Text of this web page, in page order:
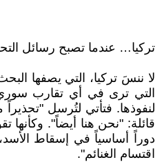
تركيا… عندما تصبح رسائل
لا ننسَ تركيا، التي يصفها البحث
التي ترى في أي تقارب
لنفوذها. فتأتي لتُرسل
قائلة: "نحن هنا أيضاً". وكأنها
دوراً أساسياً في إسقاط
اقتسام الغنائم".